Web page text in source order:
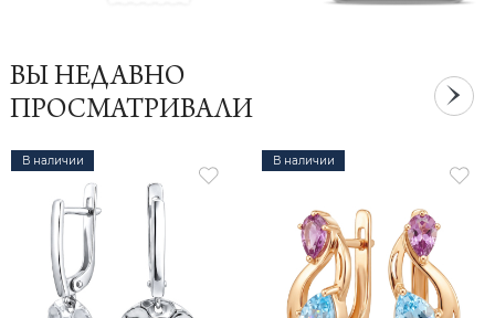
ВЫ НЕДАВНО
ПРОСМАТРИВАЛИ
В наличии В наличии